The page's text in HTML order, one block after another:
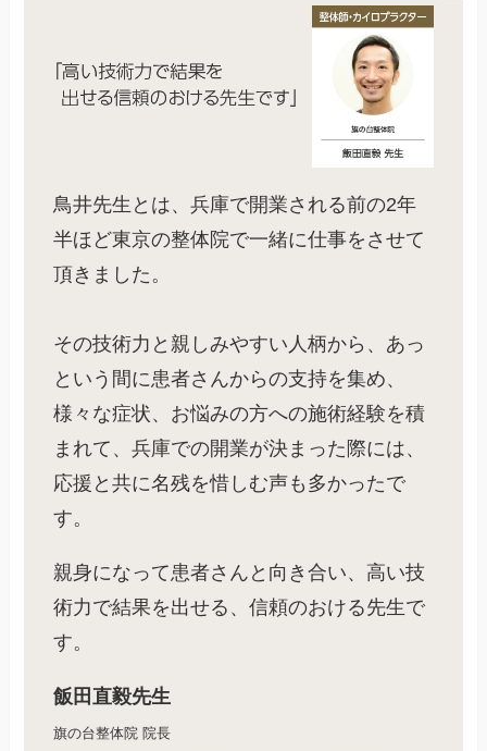
鳥井先生とは、兵庫で開業される前の2年
半ほど東京の整体院で一緒に仕事をさせて
頂きました。
その技術力と親しみやすい人柄から、あっ
という間に患者さんからの支持を集め、
様々な症状、お悩みの方への施術経験を積
まれて、兵庫での開業が決まった際には、
応援と共に名残を惜しむ声も多かったで
す。
親身になって患者さんと向き合い、高い技
術力で結果を出せる、信頼のおける先生で
す。
飯田直毅先生
旗の台整体院 院長